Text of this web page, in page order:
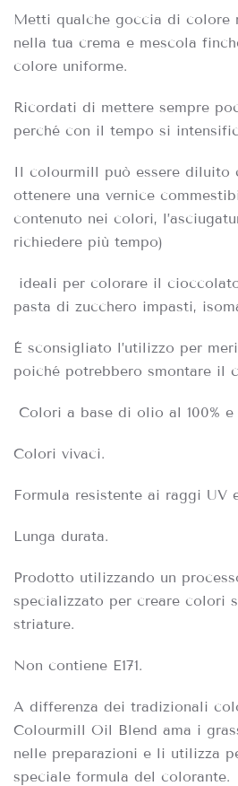
Metti qualche goccia di colore
nella tua crema e mescola
colore uniforme.
Ricordati di mettere sempre
perché con il tempo si
Il colourmill può essere diluito
ottenere una vernice
contenuto nei colori,
richiedere più tempo)
ideali per colorare il
pasta di zucchero impasti,
È sconsigliato l’utilizzo per
poiché potrebbero smontare il
Colori a base di olio al 100%
Colori vivaci.
Formula resistente ai raggi UV
Lunga durata.
Prodotto utilizzando un
specializzato per creare colori
striature.
Non contiene E171.
A differenza dei tradizionali
Colourmill Oil Blend ama i
nelle preparazioni e li utilizza
speciale formula del colorante.